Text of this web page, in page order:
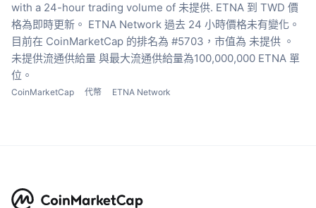
with a 24-hour trading volume of 未提供. ETNA 到 TWD 價
格為即時更新。 ETNA Network 過去 24 小時價格未有變化。
目前在 CoinMarketCap 的排名為 #5703，市值為 未提供 。
未提供流通供給量 與最大流通供給量為100,000,000 ETNA 單
位。
CoinMarketCap 代幣 ETNA Network